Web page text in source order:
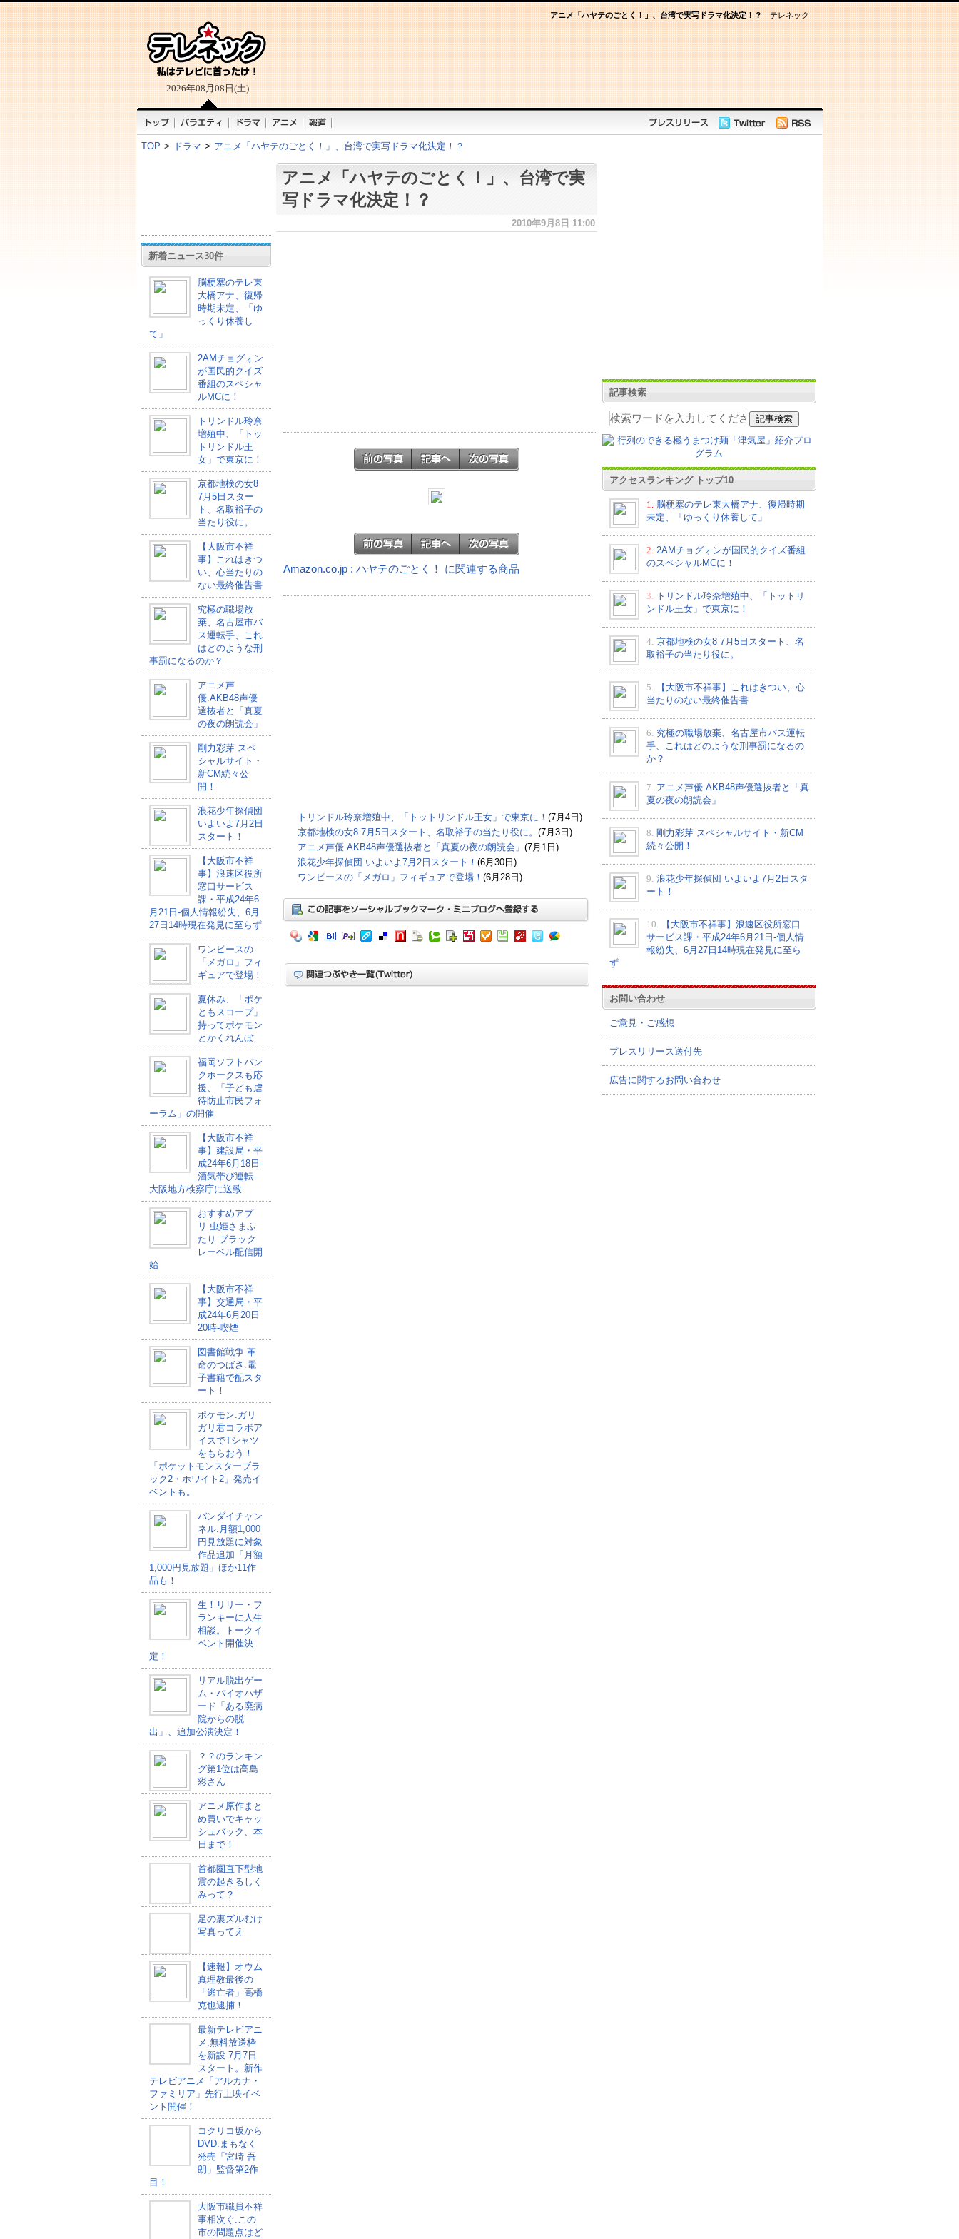
2026年08月08日(土)
テレネック
アニメ「ハヤテのごとく！」、台湾で実写ドラマ化決定！？
TOP > ドラマ > アニメ「ハヤテのごとく！」、台湾で実写ドラマ化決定！？
新着ニュース30件
脳梗塞のテレ東
大橋アナ、復帰
時期未定、「ゆ
っくり休養し
て」
2AMチョグォン
が国民的クイズ
番組のスペシャ
ルMCに！
トリンドル玲奈
増殖中、「トッ
トリンドル王
女」で東京に！
京都地検の女8
7月5日スター
ト、名取裕子の
当たり役に。
【大阪市不祥
事】これはきつ
い、心当たりの
ない最終催告書
究極の職場放
棄、名古屋市バ
ス運転手、これ
はどのような刑
事罰になるのか？
アニメ声
優.AKB48声優
選抜者と「真夏
の夜の朗読会」
剛力彩芽 スペ
シャルサイト・
新CM続々公
開！
浪花少年探偵団
いよいよ7月2日
スタート！
【大阪市不祥
事】浪速区役所
窓口サービス
課・平成24年6
月21日-個人情報紛失、6月
27日14時現在発見に至らず
ワンピースの
「メガロ」フィ
ギュアで登場！
夏休み、「ポケ
ともスコープ」
持ってポケモン
とかくれんぼ
福岡ソフトバン
クホークスも応
援、「子ども虐
待防止市民フォ
ーラム」の開催
【大阪市不祥
事】建設局・平
成24年6月18日-
酒気帯び運転-
大阪地方検察庁に送致
おすすめアプ
リ.虫姫さまふ
たり ブラック
レーベル配信開
始
【大阪市不祥
事】交通局・平
成24年6月20日
20時-喫煙
図書館戦争 革
命のつばさ.電
子書籍で配スタ
ート！
ポケモン.ガリ
ガリ君コラボア
イスでTシャツ
をもらおう！
「ポケットモンスターブラ
ック2・ホワイト2」発売イ
ベントも。
バンダイチャン
ネル.月額1,000
円見放題に対象
作品追加「月額
1,000円見放題」ほか11作
品も！
生！リリー・フ
ランキーに人生
相談。トークイ
ベント開催決
定！
リアル脱出ゲー
ム・バイオハザ
ード「ある廃病
院からの脱
出」、追加公演決定！
？？のランキン
グ第1位は高島
彩さん
アニメ原作まと
め買いでキャッ
シュバック、本
日まで！
首都圏直下型地
震の起きるしく
みって？
足の裏ズルむけ
写真ってえ
【速報】オウム
真理教最後の
「逃亡者」高橋
克也逮捕！
最新テレビアニ
メ.無料放送枠
を新設 7月7日
スタート。新作
テレビアニメ「アルカナ・
ファミリア」先行上映イベ
ント開催！
コクリコ坂から
DVD.まもなく
発売「宮崎 吾
朗」監督第2作
目！
大阪市職員不祥
事相次ぐ.この
市の問題点はど
アニメ「ハヤテのごとく！」、台湾で実
写ドラマ化決定！？
2010年9月8日 11:00
Amazon.co.jp : ハヤテのごとく！ に関連する商品
トリンドル玲奈増殖中、「トットリンドル王女」で東京に！ (7月4日)
京都地検の女8 7月5日スタート、名取裕子の当たり役に。 (7月3日)
アニメ声優.AKB48声優選抜者と「真夏の夜の朗読会」 (7月1日)
浪花少年探偵団 いよいよ7月2日スタート！ (6月30日)
ワンピースの「メガロ」フィギュアで登場！ (6月28日)
記事検索
アクセスランキング トップ10
1.
脳梗塞のテレ東大橋アナ、復帰時期
未定、「ゆっくり休養して」
2. 2AMチョグォンが国民的クイズ番組
のスペシャルMCに！
3.
トリンドル玲奈増殖中、「トットリ
ンドル王女」で東京に！
4. 京都地検の女8 7月5日スタート、名
取裕子の当たり役に。
5.
【大阪市不祥事】これはきつい、心
当たりのない最終催告書
6. 究極の職場放棄、名古屋市バス運転
手、これはどのような刑事罰になるの
か？
7. アニメ声優.AKB48声優選抜者と「真
夏の夜の朗読会」
8. 剛力彩芽 スペシャルサイト・新CM
続々公開！
9. 浪花少年探偵団 いよいよ7月2日スタ
ート！
10.
【大阪市不祥事】浪速区役所窓口
サービス課・平成24年6月21日-個人情
報紛失、6月27日14時現在発見に至ら
ず
お問い合わせ
ご意見・ご感想
プレスリリース送付先
広告に関するお問い合わせ